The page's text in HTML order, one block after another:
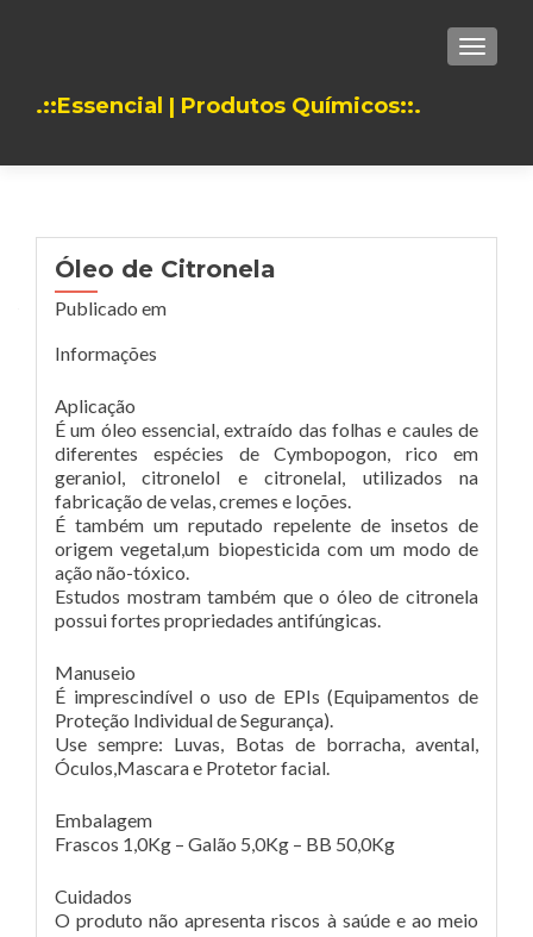
.::Essencial | Produtos Químicos::.
Óleo de Citronela
Publicado em
Informações
Aplicação
É um óleo essencial, extraído das folhas e caules de
diferentes espécies de Cymbopogon, rico em
geraniol, citronelol e citronelal, utilizados na
fabricação de velas, cremes e loções.
É também um reputado repelente de insetos de
origem vegetal,um biopesticida com um modo de
ação não-tóxico.
Estudos mostram também que o óleo de citronela
possui fortes propriedades antifúngicas.
Manuseio
É imprescindível o uso de EPIs (Equipamentos de
Proteção Individual de Segurança).
Use sempre: Luvas, Botas de borracha, avental,
Óculos,Mascara e Protetor facial.
Embalagem
Frascos 1,0Kg – Galão 5,0Kg – BB 50,0Kg
Cuidados
O produto não apresenta riscos à saúde e ao meio